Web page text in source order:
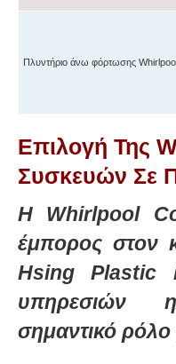
Πλυντήριο άνω φόρτωσης
Επιλογή Της
Συσκευών Σε
Η Whirlpool
έμπορος στον
Hsing Plastic
υπηρεσιών
σημαντικό ρόλο